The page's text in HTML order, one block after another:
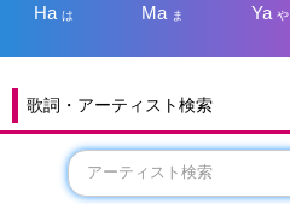
Haは Ma ま Yaや
歌詞・アーティスト検索